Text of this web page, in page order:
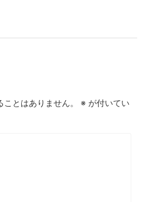
とはありません。 ※ が付いてい